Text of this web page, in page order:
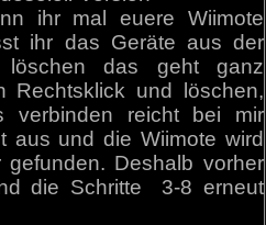
ihr mal euere Wiimote
ihr das Geräte aus der
löschen das geht ganz
Rechtsklick und löschen,
verbinden reicht bei mir
aus und die Wiimote wird
Deshalb vorher
die Schritte 3-8 erneut